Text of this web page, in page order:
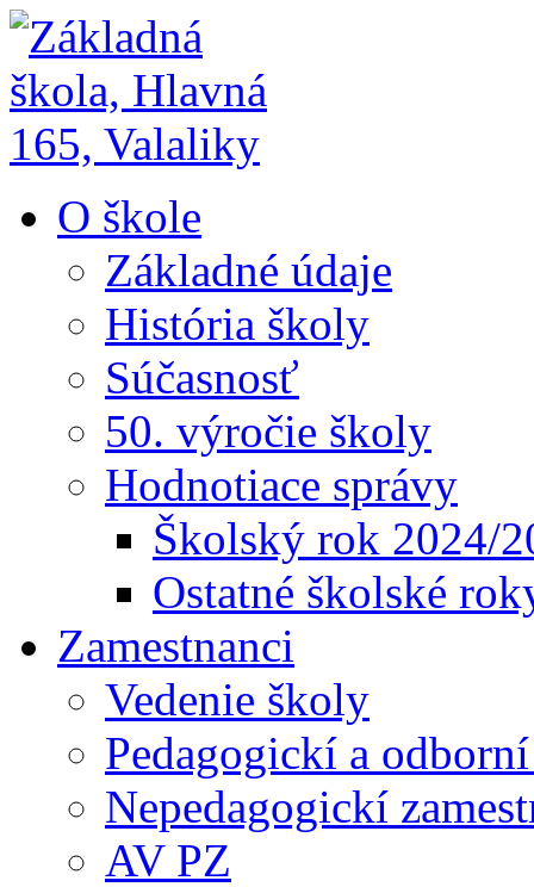
O škole
Základné údaje
História školy
Súčasnosť
50. výročie školy
Hodnotiace správy
Školský rok 2024/
Ostatné školské
Zamestnanci
Vedenie školy
Pedagogickí a
Nepedagogickí
AV PZ